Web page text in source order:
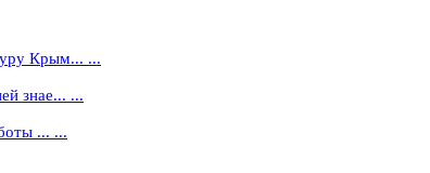
Крым... ...
знае... ...
... ...